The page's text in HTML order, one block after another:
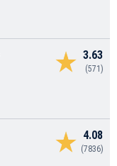
3.63
(571)
4.08
(7836)